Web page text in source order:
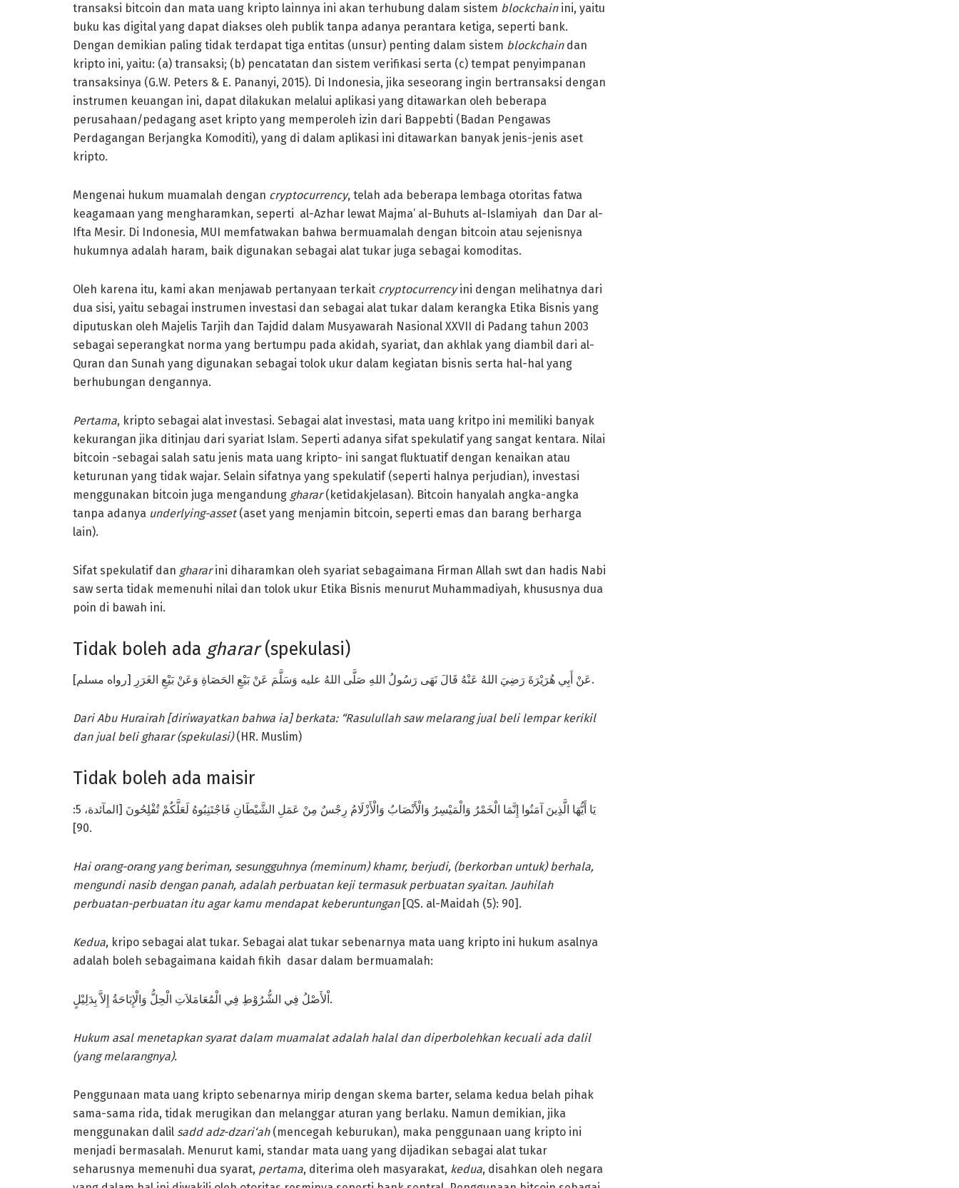
transaksi bitcoin dan mata uang kripto lainnya ini akan terhubung dalam sistem blockchainini, yaitu
buku kas digital yang dapat diakses oleh publik tanpa adanya perantara ketiga, seperti bank.
Dengan demikian paling tidak terdapat tiga entitas (unsur) penting dalam sistem blockchaindan
kripto ini, yaitu: (a) transaksi; (b) pencatatan dan sistem verifikasi serta (c) tempat penyimpanan
transaksinya (G.W. Peters & E. Pananyi, 2015). Di Indonesia, jika seseorang ingin bertransaksi dengan
instrumen keuangan ini, dapat dilakukan melalui aplikasi yang ditawarkan oleh beberapa
perusahaan/pedagang aset kripto yang memperoleh izin dari Bappebti (Badan Pengawas
Perdagangan Berjangka Komoditi), yang di dalam aplikasi ini ditawarkan banyak jenis-jenis aset
kripto.
Mengenai hukum muamalah dengan cryptocurrency, telah ada beberapa lembaga otoritas fatwa
keagamaan yang mengharamkan, seperti al-Azhar lewat Majma’ al-Buhuts al-Islamiyah dan Dar al-
Ifta Mesir. Di Indonesia, MUI memfatwakan bahwa bermuamalah dengan bitcoin atau sejenisnya
hukumnya adalah haram, baik digunakan sebagai alat tukar juga sebagai komoditas.
Oleh karena itu, kami akan menjawab pertanyaan terkait cryptocurrencyini dengan melihatnya dari
dua sisi, yaitu sebagai instrumen investasi dan sebagai alat tukar dalam kerangka Etika Bisnis yang
diputuskan oleh Majelis Tarjih dan Tajdid dalam Musyawarah Nasional XXVII di Padang tahun 2003
sebagai seperangkat norma yang bertumpu pada akidah, syariat, dan akhlak yang diambil dari al-
Quran dan Sunah yang digunakan sebagai tolok ukur dalam kegiatan bisnis serta hal-hal yang
berhubungan dengannya.
Pertama, kripto sebagai alat investasi. Sebagai alat investasi, mata uang kritpo ini memiliki banyak
kekurangan jika ditinjau dari syariat Islam. Seperti adanya sifat spekulatif yang sangat kentara. Nilai
bitcoin -sebagai salah satu jenis mata uang kripto- ini sangat fluktuatif dengan kenaikan atau
keturunan yang tidak wajar. Selain sifatnya yang spekulatif (seperti halnya perjudian), investasi
menggunakan bitcoin juga mengandung gharar(ketidakjelasan). Bitcoin hanyalah angka-angka
tanpa adanya underlying-asset(aset yang menjamin bitcoin, seperti emas dan barang berharga
lain).
Sifat spekulatif dan ghararini diharamkan oleh syariat sebagaimana Firman Allah swt dan hadis Nabi
saw serta tidak memenuhi nilai dan tolok ukur Etika Bisnis menurut Muhammadiyah, khususnya dua
poin di bawah ini.
Tidak boleh ada gharar(spekulasi)
عَنْ أَبِي هُرَيْرَةَ رَضِيَ اللهُ عَنْهُ قَالَ نَهَى رَسُولُ اللهِ صَلَّى اللهُ عليه وَسَلَّمَ عَنْ بَيْعِ الحَصَاةِ وَعَنْ بَيْعِ الغَرَرِ [رواه مسلم].
Dari Abu Hurairah [diriwayatkan bahwa ia] berkata: “Rasulullah saw melarang jual belilempar kerikil
dan jual beligharar(spekulasi)(HR. Muslim)
Tidak boleh ada maisir
يَا أَيُّهَا الَّذِينَ آمَنُوا إِنَّمَا الْخَمْرُ وَالْمَيْسِرُ وَالْأَنْصَابُ وَالْأَزْلَامُ رِجْسٌ مِنْ عَمَلِ الشَّيْطَانِ فَاجْتَنِبُوهُ لَعَلَّكُمْ تُفْلِحُونَ [المآئدة، 5:
90].
Hai orang-orang yang beriman, sesungguhnya (meminum) khamr, berjudi, (berkorban untuk) berhala,
mengundi nasib dengan panah, adalah perbuatan keji termasuk perbuatan syaitan. Jauhilah
perbuatan-perbuatan itu agar kamu mendapat keberuntungan[QS. al-Maidah (5): 90].
Kedua, kripo sebagai alat tukar. Sebagai alat tukar sebenarnya mata uang kripto ini hukum asalnya
adalah boleh sebagaimana kaidah fikih dasar dalam bermuamalah:
اْلأَصْلُ فِي الشُّرُوْطِ فِي الْمُعَامَلاَتِ الْحِلُّ وَالْإِبَاحَةُ إِلاَّ بِدَلِيْلٍ.
Hukum asal menetapkan syarat dalam muamalat adalah halal dan diperbolehkan kecuali ada dalil
(yang melarangnya).
Penggunaan mata uang kripto sebenarnya mirip dengan skema barter, selama kedua belah pihak
sama-sama rida, tidak merugikan dan melanggar aturan yang berlaku. Namun demikian, jika
menggunakan dalil sadd adz-dzari‘ah(mencegah keburukan), maka penggunaan uang kripto ini
menjadi bermasalah. Menurut kami, standar mata uang yang dijadikan sebagai alat tukar
seharusnya memenuhi dua syarat, pertama, diterima oleh masyarakat, kedua, disahkan oleh negara